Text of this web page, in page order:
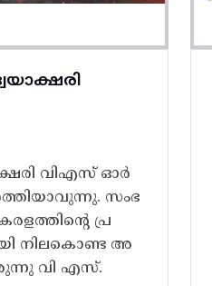
വിഎസ് ഓർ
സംഭ
പ്ര
നിലകൊണ്ട അ
വി എസ്.